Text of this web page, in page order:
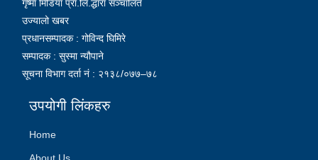
गृष्मा मिडिया प्रा.लि.द्धारा सञ्चालित
उज्यालो खबर
प्रधानसम्पादक : गोविन्द घिमिरे
सम्पादक : सुस्मा न्यौपाने
सूचना विभाग दर्ता नं : २१३८/०७७–७८
उपयोगी लिंकहरु
Home